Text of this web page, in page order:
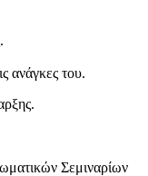
ανάγκες του.
Σεμιναρίων